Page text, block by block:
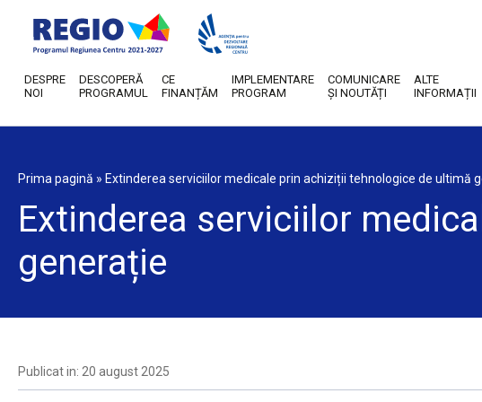
DESPRE
NOI
DESCOPERĂ
PROGRAMUL
CE
FINANȚĂM
IMPLEMENTARE
PROGRAM
COMUNICARE
ȘI NOUTĂȚI
ALTE
INFORMAȚII
Prima pagină » Extinderea serviciilor medicale prin achiziții tehnologice de ultimă
Extinderea serviciilor
generație
Publicat in: 20 august 2025